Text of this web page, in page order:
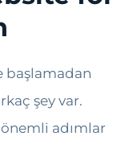
başlamadan
şey var.
adımlar